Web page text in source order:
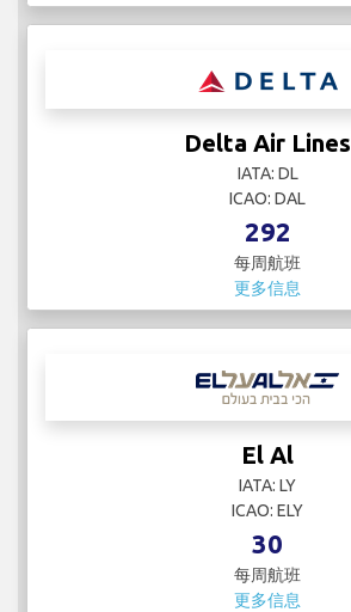
Delta Air Lines
IATA: DL
ICAO: DAL
292
每周航班
更多信息
El Al
IATA: LY
ICAO: ELY
30
每周航班
更多信息